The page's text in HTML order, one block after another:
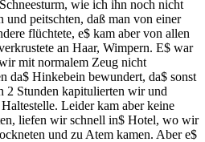
wie ich ihn noch nicht
und peitschten, daß man von einer
flüchtete, e$ kam aber von allen
an Haar, Wimpern. E$ war
mit normalem Zeug nicht
da$ Hinkebein bewundert, da$ sonst
2 Stunden kapitulierten wir und
Leider kam aber keine
liefen wir schnell in$ Hotel, wo wir
und zu Atem kamen. Aber e$